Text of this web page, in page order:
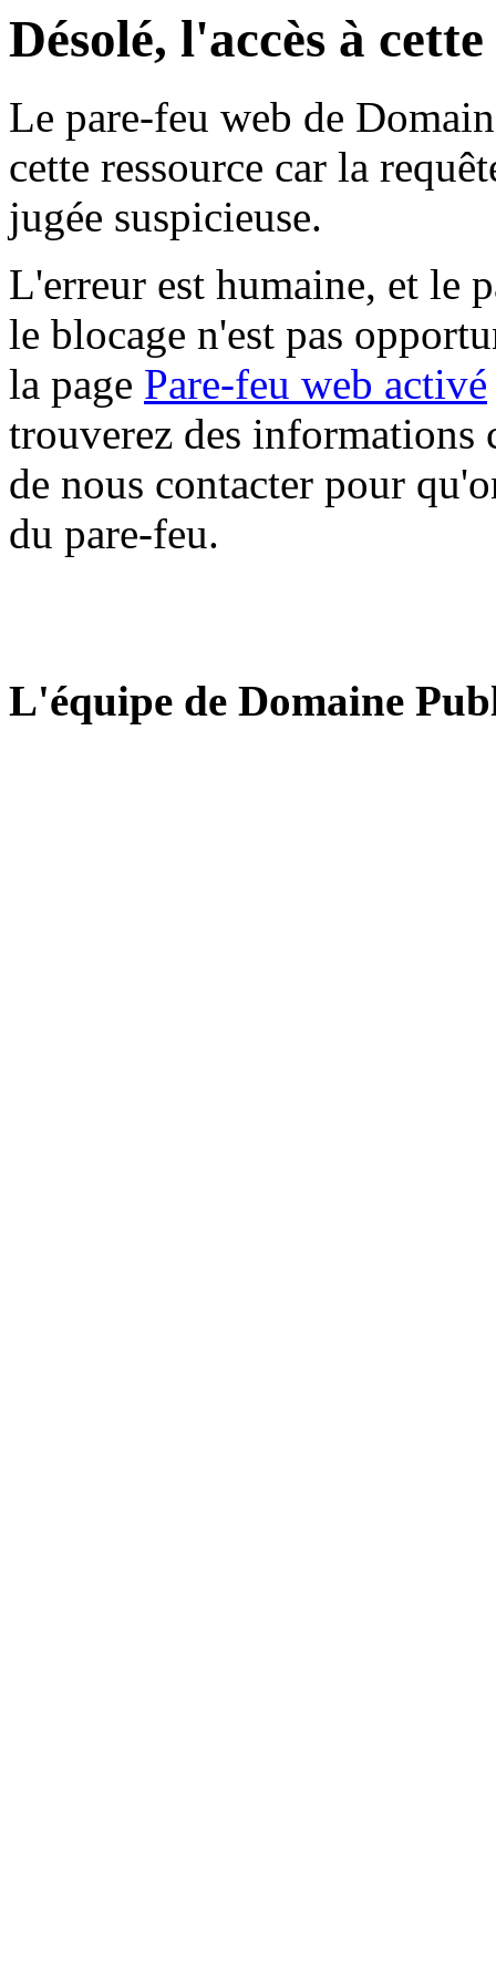
Désolé, l'accès à
Le pare-feu web de
cette ressource car la
jugée suspicieuse.
L'erreur est humaine, et le
le blocage n'est pas
la page Pare-feu web activé
trouverez des informations
de nous contacter pour
du pare-feu.
L'équipe de Domaine